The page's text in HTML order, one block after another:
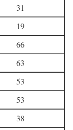
31
19
66
63
53
53
38